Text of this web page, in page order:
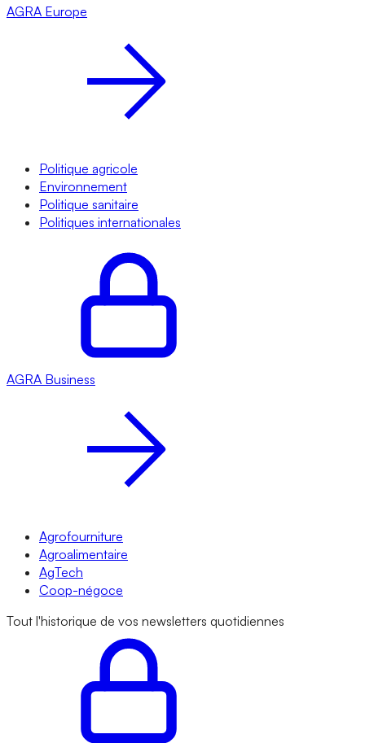
AGRA Europe
Politique agricole
Environnement
Politique sanitaire
Politiques internationales
AGRA Business
Agrofourniture
Agroalimentaire
AgTech
Coop-négoce
Tout l'historique de vos newsletters quotidiennes